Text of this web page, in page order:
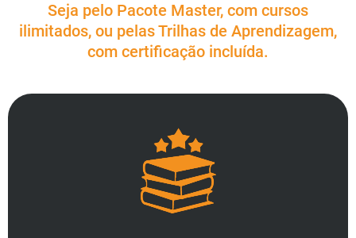
Seja pelo Pacote Master, com cursos
ilimitados, ou pelas Trilhas de Aprendizagem,
com certificação incluída.